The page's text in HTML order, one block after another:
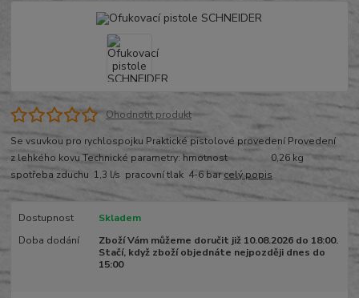
Ohodnotit produkt
Se vsuvkou pro rychlospojku Praktické pistolové provedení Provedení
z lehkého kovu Technické parametry: hmotnost 0,26 kg
spotřeba zduchu 1,3 l/s pracovní tlak 4-6 barcelý popis
Dostupnost
Skladem
Doba dodání
Zboží Vám můžeme doručit již 10.08.2026 do 18:00.
Stačí, když zboží objednáte nejpozději dnes do
15:00